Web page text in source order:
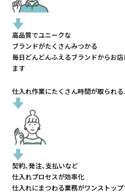
高品質でユニークな
ブランドがたくさんみつかる
毎日どんどんふえるブランドからお
ます
仕入れ作業にたくさん時間が取られる
契約、発注、支払いなど
仕入れプロセスが効率化
仕入れにまつわる業務がワンストップ